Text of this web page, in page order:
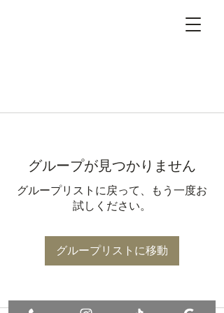
グループが見つかりません
グループリストに戻って、もう一度お
試しください。
グループリストに移動